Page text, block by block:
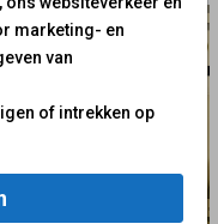
marketing- en
van
of intrekken op